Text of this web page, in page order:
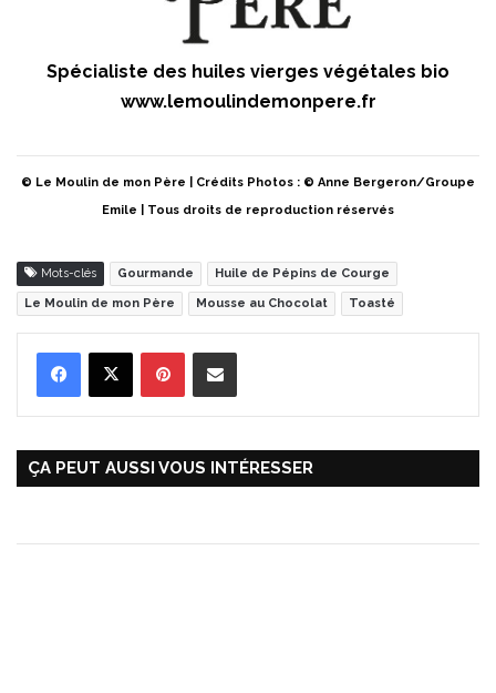
Spécialiste des huiles vierges végétales bio
www.lemoulindemonpere.fr
© Le Moulin de mon Père | Crédits Photos : © Anne Bergeron/Groupe
Emile | Tous droits de reproduction réservés
Mots-clés Gourmande Huile de Pépins de Courge
Le Moulin de mon Père Mousse au Chocolat Toasté
ÇA PEUT AUSSI VOUS INTÉRESSER